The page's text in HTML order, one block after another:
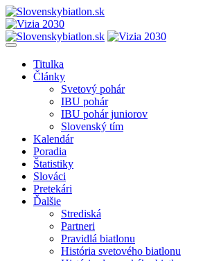
Titulka
Články
Svetový pohár
IBU pohár
IBU pohár juniorov
Slovenský tím
Kalendár
Poradia
Štatistiky
Slováci
Pretekári
Ďalšie
Strediská
Partneri
Pravidlá biatlonu
História svetového biatlonu